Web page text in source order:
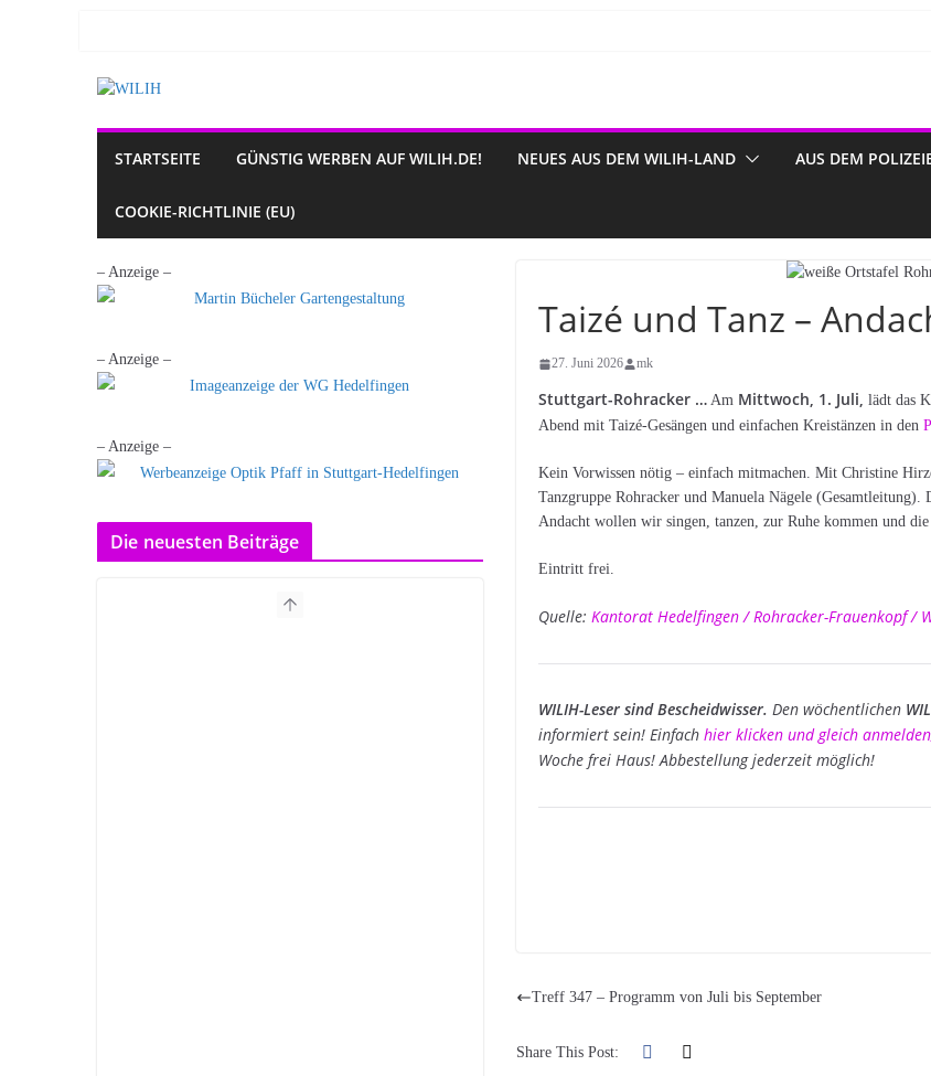
STARTSEITE GÜNSTIG WERBEN AUF WILIH.DE! NEUES AUS DEM WILIH-LAND AUS DEM
COOKIE-RICHTLINIE (EU)
Taizé und Tanz –
27. Juni 2026 mk
Stuttgart-Rohracker … Am Mittwoch, 1. Juli, lädt das
Abend mit Taizé-Gesängen und einfachen Kreistänzen in den
Kein Vorwissen nötig – einfach mitmachen. Mit Christine
Tanzgruppe Rohracker und Manuela Nägele
Andacht wollen wir singen, tanzen, zur Ruhe kommen und die
Eintritt frei.
Quelle:KantoratHedelfingen / Rohracker-Frauenkopf /
WILIH-Leser sind Bescheidwisser.Den wöchentlichen
informiert sein! Einfachhier klicken und gleich anmelden
Woche frei Haus! Abbestellung jederzeit möglich!
Treff 347 – Programm von Juli bis September
Share This Post:
– Anzeige –
– Anzeige –
– Anzeige –
Die neuesten Beiträge